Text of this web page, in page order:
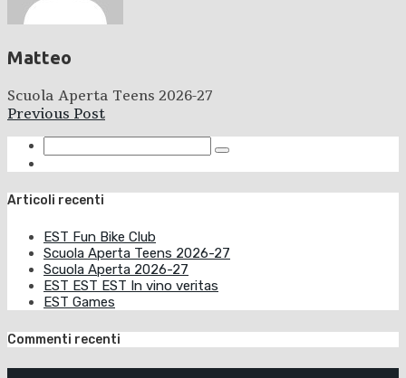
Matteo
Scuola Aperta Teens 2026-27
Previous Post
Articoli recenti
EST Fun Bike Club
Scuola Aperta Teens 2026-27
Scuola Aperta 2026-27
EST EST EST In vino veritas
EST Games
Commenti recenti